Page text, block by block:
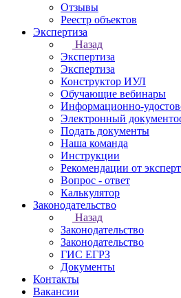
Отзывы
Реестр объектов
Экспертиза
Назад
Экспертиза
Экспертиза
Конструктор ИУЛ
Обучающие вебинары
Информационно-
Электронный
Подать документы
Наша команда
Инструкции
Рекомендации от
Вопрос - ответ
Калькулятор
Законодательство
Назад
Законодательство
Законодательство
ГИС ЕГРЗ
Документы
Контакты
Вакансии